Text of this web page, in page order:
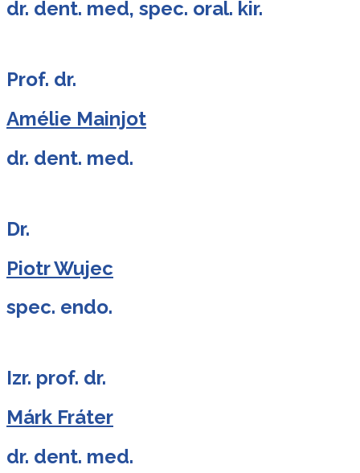
dr. dent. med, spec. oral. kir.
Prof. dr.
Amélie Mainjot
dr. dent. med.
Dr.
Piotr Wujec
spec. endo.
Izr. prof. dr.
Márk Fráter
dr. dent. med.